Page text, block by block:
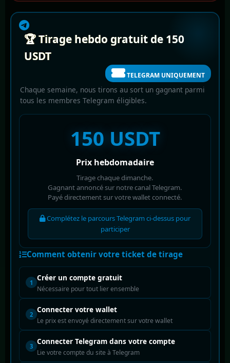
🏆 Tirage hebdo gratuit de 150
USDT
TELEGRAM UNIQUEMENT
Chaque semaine, nous tirons au sort un gagnant parmi
tous les membres Telegram éligibles.
150 USDT
Prix hebdomadaire
Tirage chaque dimanche.
Gagnant annoncé sur notre canal Telegram.
Payé directement sur votre wallet connecté.
Complétez le parcours Telegram ci-dessus pour
participer
Comment obtenir votre ticket de tirage
1 Créer un compte gratuit
Nécessaire pour tout lier ensemble
2 Connecter votre wallet
Le prix est envoyé directement sur votre wallet
3 Connecter Telegram dans votre compte
Lie votre compte du site à Telegram